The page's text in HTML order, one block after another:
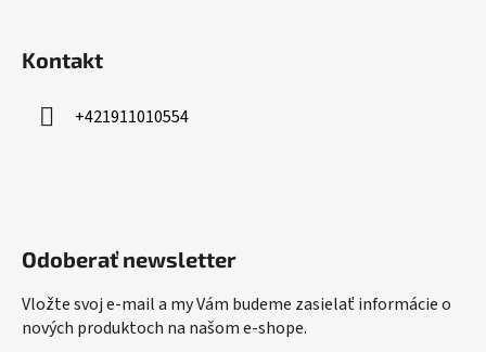
Kontakt
+421911010554
Odoberať newsletter
Vložte svoj e-mail a my Vám budeme zasielať informácie o
nových produktoch na našom e-shope.